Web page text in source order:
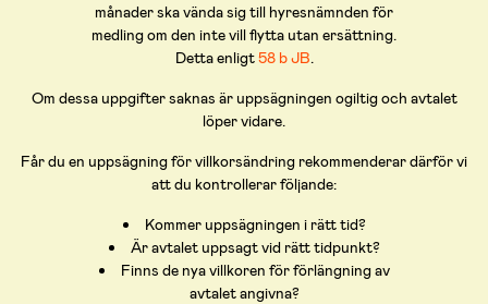
månader ska vända sig till hyresnämnden för
medling om den inte vill flytta utan ersättning.
Detta enligt58 b JB.
Om dessa uppgifter saknas är uppsägningen ogiltig och avtalet
löper vidare.
Får du en uppsägning för villkorsändring rekommenderar därför vi
att du kontrollerar följande:
Kommer uppsägningen i rätt tid?
Är avtalet uppsagt vid rätt tidpunkt?
Finns de nya villkoren för förlängning av
avtalet angivna?